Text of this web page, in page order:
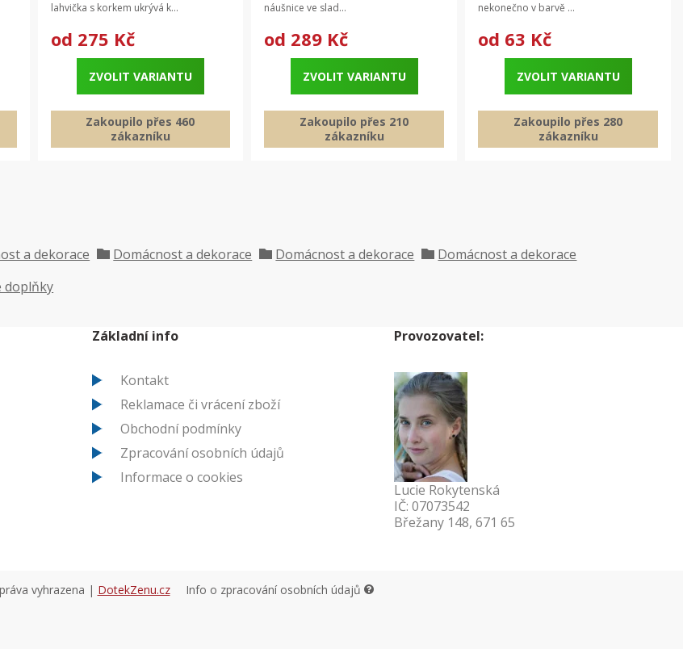
lahvička s korkem ukrývá k...
od 275 Kč
ZVOLIT VARIANTU
Zakoupilo přes 460
zákazníku
náušnice ve slad...
od 289 Kč
ZVOLIT VARIANTU
Zakoupilo přes 210
zákazníku
nekonečno v barvě ...
od 63 Kč
ZVOLIT VARIANTU
Zakoupilo přes 280
zákazníku
a dekorace Domácnost a dekorace Domácnost a dekorace
Domácnost a dekorace
doplňky
Základní info
Kontakt
Reklamace či vrácení zboží
Obchodní podmínky
Zpracování osobních údajů
Informace o cookies
Provozovatel:
Lucie Rokytenská
IČ: 07073542
Břežany 148, 671 65
vyhrazena | DotekZenu.cz Info o zpracování osobních údajů